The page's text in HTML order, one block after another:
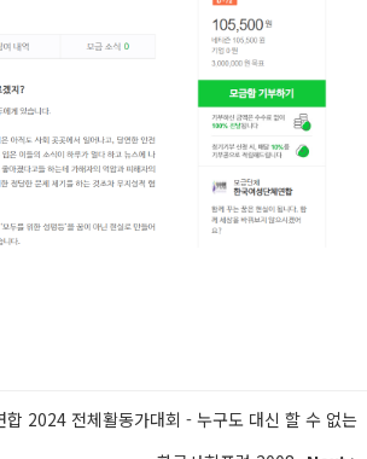
합 2024 전체활동가대회 - 누구도 대신 할 수 없는